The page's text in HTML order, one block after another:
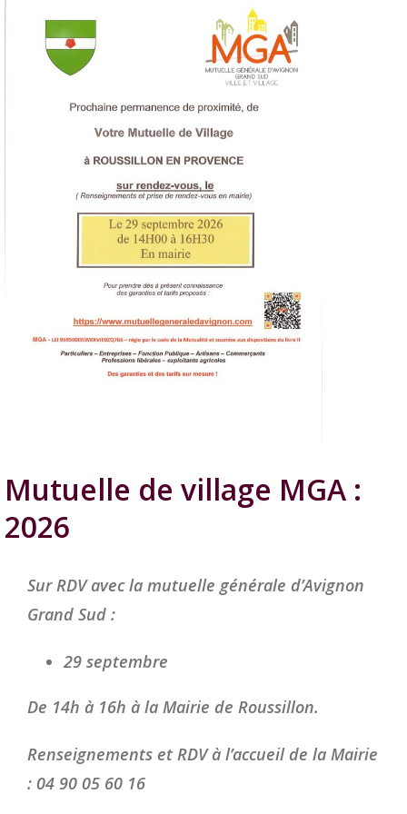
l'image
agrandie
Mutuelle de village MGA :
2026
Sur RDV avec la mutuelle générale d’Avignon
Grand Sud :
29 septembre
De 14h à 16h à la Mairie de Roussillon.
Renseignements et RDV à l’accueil de la Mairie
: 04 90 05 60 16